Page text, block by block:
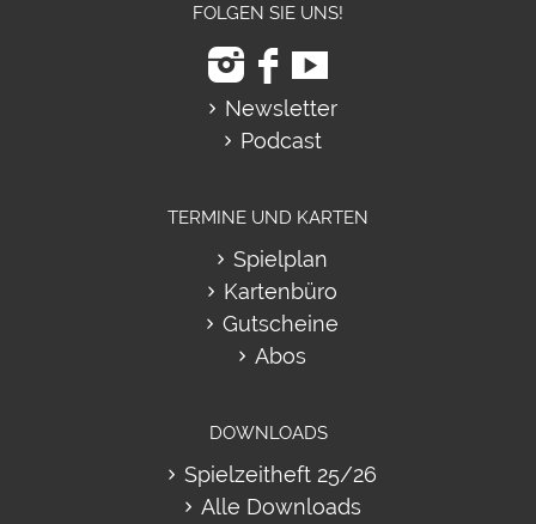
FOLGEN SIE UNS!
Newsletter
Podcast
TERMINE UND KARTEN
Spielplan
Kartenbüro
Gutscheine
Abos
DOWNLOADS
Spielzeitheft 25/26
Alle Downloads